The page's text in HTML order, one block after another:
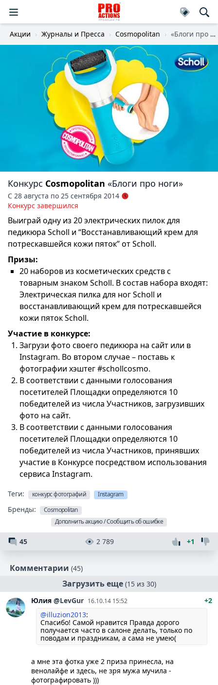
Акции Журналы и Пресса Cosmopolitan «Блоги про ноги»
Конкурс Cosmopolitan «Блоги про ноги»
С 28 августа по 25 сентября 2014
Конкурс завершился
Выиграй одну из 20 электрических пилок для
педикюра Scholl и “Восстанавливающий крем для
потрескавшейся кожи пяток” от Scholl.
Призы:
20 наборов из косметических средств с
товарным знаком Scholl. В состав набора входят:
Электрическая пилка для ног Scholl и
восстанавливающий крем для потрескавшейся
кожи пяток Scholl.
Участие в конкурсе:
Загрузи фото своего педикюра на сайт или в
Instagram. Во втором случае – поставь к
фотографии хэштег #schollcosmo.
В соответствии с данными голосования
посетителей Площадки определяются 10
победителей из числа Участников, загрузивших
фото на сайт.
В соответствии с данными голосования
посетителей Площадки определяются 10
победителей из числа Участников, принявших
участие в Конкурсе посредством использования
сервиса Instagram.
Теги: конкурс фотографий Instagram
Бренды:
Cosmopolitan
Дополнить акцию / Сообщить об ошибке
45 2 789 +1
Комментарии (45)
Загрузить еще (15 из 30)
Юлия @LevGur 16.10.14 15:52
+2
@illuzion2013:
Спасибо! Самой нравится Правда дорого
получается часто в салоне делать, только по
поводам и праздникам, а сама не умею(
а мне эта фотка уже 2 приза принесла, на
венолайфе и здесь, не зря мужа мучила -
фотографировать )))